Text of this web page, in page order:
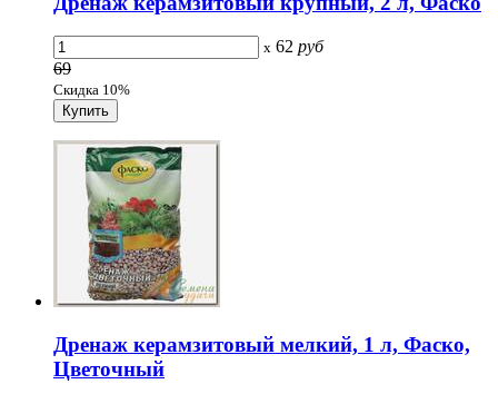
x 62 руб
69
Скидка 10%
Дренаж керамзитовый мелкий, 1 л, Фаско,
Цветочный